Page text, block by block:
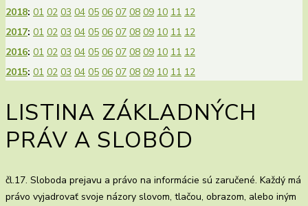
2018: 01 02 03 04 05 06 07 08 09 10 11 12
2017: 01 02 03 04 05 06 07 08 09 10 11 12
2016: 01 02 03 04 05 06 07 08 09 10 11 12
2015: 01 02 03 04 05 06 07 08 09 10 11 12
LISTINA ZÁKLADNÝCH
PRÁV A SLOBÔD
čl.17. Sloboda prejavu a právo na informácie sú zaručené. Každý má
právo vyjadrovať svoje názory slovom, tlačou, obrazom, alebo iným